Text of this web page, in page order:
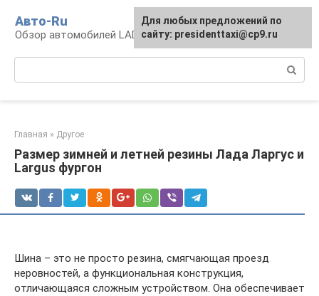
контенту
Авто-Ru
Обзор автомобилей LADA
Главная » Другое
Размер зимней и летней резины Лада Ларгус и
Largus фургон
Шина – это не просто резина, смягчающая проезд
неровностей, а функциональная конструкция,
отличающаяся сложным устройством. Она обеспечивает
Для любых предложений по
сайту: presidenttaxi@cp9.ru